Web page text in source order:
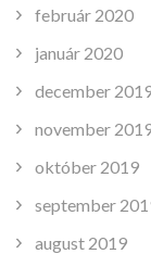
február 2020
január 2020
december
november
október 2019
september
august 2019